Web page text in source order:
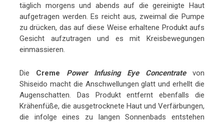
täglich morgens und abends auf die gereinigte Haut
aufgetragen werden. Es reicht aus, zweimal die Pumpe
zu drücken, das auf diese Weise erhaltene Produkt aufs
Gesicht aufzutragen und es mit Kreisbewegungen
einmassieren.
Die Creme Power Infusing Eye Concentratevon
Shiseido macht die Anschwellungen glatt und erhellt die
Augenschatten. Das Produkt entfernt ebenfalls die
Krähenfüße, die ausgetrocknete Haut und Verfärbungen,
die infolge eines zu langen Sonnenbads entstehen